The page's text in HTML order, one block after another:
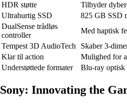
HDR støtte
Tilbyder
Ultrahurtig SSD
825 GB SSD
DualSense trådløs
controller
Med haptisk
Tempest 3D AudioTech
Skaber 3-
Klar til action
Mulighed for
Understøttede formater
Blu-ray
Sony: Innovating the